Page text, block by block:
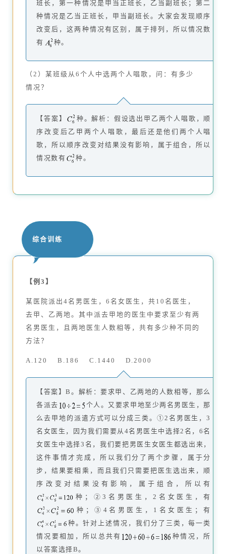
班长，第一种情况是甲当正班长，乙当副班长；第二
种情况是乙当正班长，甲当副班长。大家会发现顺序
改变后，这两种情况有区别，属于排列，所以情况数
有
种。
（2）某班级从6个人中选两个人唱歌，问：有多少
情况？
【答案】
种。解析：假设选出甲乙两个人唱歌，顺
序改变后乙甲两个人唱歌，最后还是他们两个人唱
歌，所以顺序改变对结果没有影响，属于组合，所以
情况数有
种。
综合训练
【例3】
某医院派出4名男医生，6名女医生，共10名医生，
去甲、乙两地。其中派去甲地的医生中要求至少有两
名男医生，且两地医生人数相等，共有多少种不同的
方法？
A.120 B.186 C.1440 D.2000
【答案】B。解析：要求甲、乙两地的人数相等，那么
各派去
个人。又要求甲地至少两名男医生，那
么去甲地的派遣方式可以分成三类。①2名男医生，3
名女医生，因为我们需要从4名男医生中选择2名，6名
女医生中选择3名，我们要把男医生女医生都选出来，
这件事情才完成，所以我们分了两个步骤，属于分
步，结果要相乘，而且我们只需要把医生选出来，顺
序改变对结果没有影响，属于组合，所以有
种；②3名男医生，2名女医生，有
种；③4名男医生，1名女医生；有
种。针对上述情况，我们分了三类，每一类
情况要相加，所以总共有
种情况，所
以答案选择B。